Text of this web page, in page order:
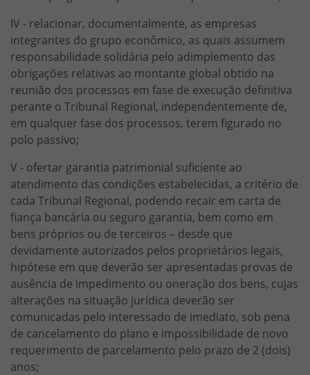
IV - relacionar, documentalmente, as empresas
integrantes do grupo econômico, as quais assumem
responsabilidade solidária pelo adimplemento das
obrigações relativas ao montante global obtido na
reunião dos processos em fase de execução definitiva
perante o Tribunal Regional, independentemente de,
em qualquer fase dos processos, terem figurado no
polo passivo;
V - ofertar garantia patrimonial suficiente ao
atendimento das condições estabelecidas, a critério de
cada Tribunal Regional, podendo recair em carta de
fiança bancária ou seguro garantia, bem como em
bens próprios ou de terceiros – desde que
devidamente autorizados pelos proprietários legais,
hipótese em que deverão ser apresentadas provas de
ausência de impedimento ou oneração dos bens, cujas
alterações na situação jurídica deverão ser
comunicadas pelo interessado de imediato, sob pena
de cancelamento do plano e impossibilidade de novo
requerimento de parcelamento pelo prazo de 2 (dois)
anos;